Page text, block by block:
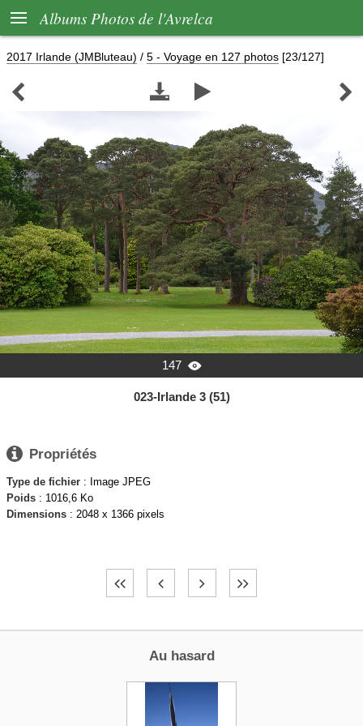
 Albums Photos de l'Avrelca
2017 Irlande (JMBluteau) / 5 - Voyage en 127 photos [23/127]
   
147 
023-Irlande 3 (51)
 Propriétés
Type de fichier : Image JPEG
Poids : 1016,6 Ko
Dimensions : 2048 x 1366 pixels
Au hasard